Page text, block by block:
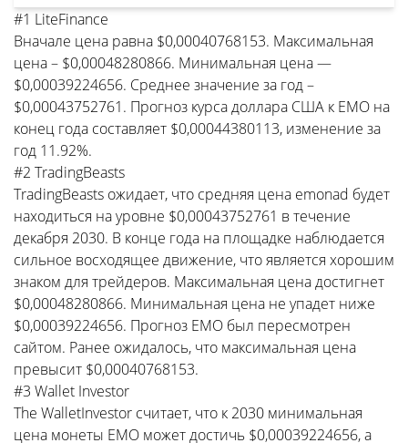
#1 LiteFinance
Вначале цена равна $0,00040768153. Максимальная
цена – $0,00048280866. Минимальная цена —
$0,00039224656. Среднее значение за год –
$0,00043752761. Прогноз курса доллара США к EMO на
конец года составляет $0,00044380113, изменение за
год 11.92%.
#2 TradingBeasts
TradingBeasts ожидает, что средняя цена emonad будет
находиться на уровне $0,00043752761 в течение
декабря 2030. В конце года на площадке наблюдается
сильное восходящее движение, что является хорошим
знаком для трейдеров. Максимальная цена достигнет
$0,00048280866. Минимальная цена не упадет ниже
$0,00039224656. Прогноз EMO был пересмотрен
сайтом. Ранее ожидалось, что максимальная цена
превысит $0,00040768153.
#3 Wallet Investor
The WalletInvestor считает, что к 2030 минимальная
цена монеты EMO может достичь $0,00039224656, а